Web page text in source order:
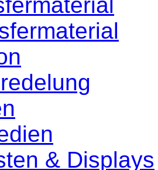
& Displays